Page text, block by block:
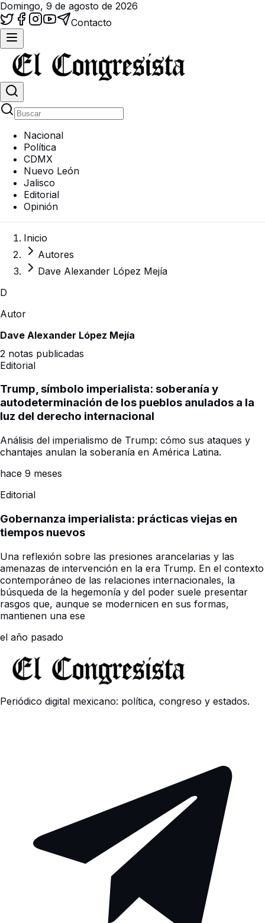
Domingo, 9 de agosto de 2026
Contacto
Nacional
Política
CDMX
Nuevo León
Jalisco
Editorial
Opinión
Inicio
Autores
Dave Alexander López Mejía
D
Autor
Dave Alexander López Mejía
2 notas publicadas
Editorial
Trump, símbolo imperialista: soberanía y
autodeterminación de los pueblos anulados a la
luz del derecho internacional
Análisis del imperialismo de Trump: cómo sus ataques y
chantajes anulan la soberanía en América Latina.
hace 9 meses
Editorial
Gobernanza imperialista: prácticas viejas en
tiempos nuevos
Una reflexión sobre las presiones arancelarias y las
amenazas de intervención en la era Trump. En el contexto
contemporáneo de las relaciones internacionales, la
búsqueda de la hegemonía y del poder suele presentar
rasgos que, aunque se modernicen en sus formas,
mantienen una ese
el año pasado
Periódico digital mexicano: política, congreso y estados.